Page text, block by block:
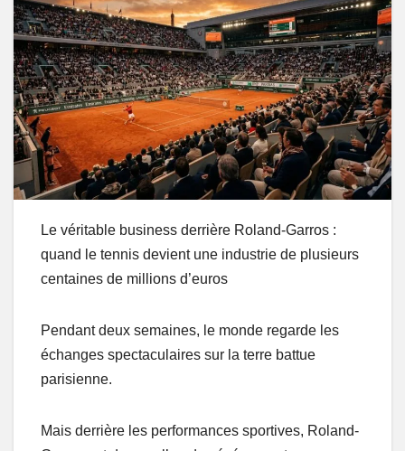
Le véritable business derrière Roland-Garros :
quand le tennis devient une industrie de plusieurs
centaines de millions d’euros
Pendant deux semaines, le monde regarde les
échanges spectaculaires sur la terre battue
parisienne.
Mais derrière les performances sportives, Roland-